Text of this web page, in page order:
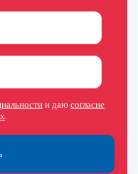
и даю согласие
.